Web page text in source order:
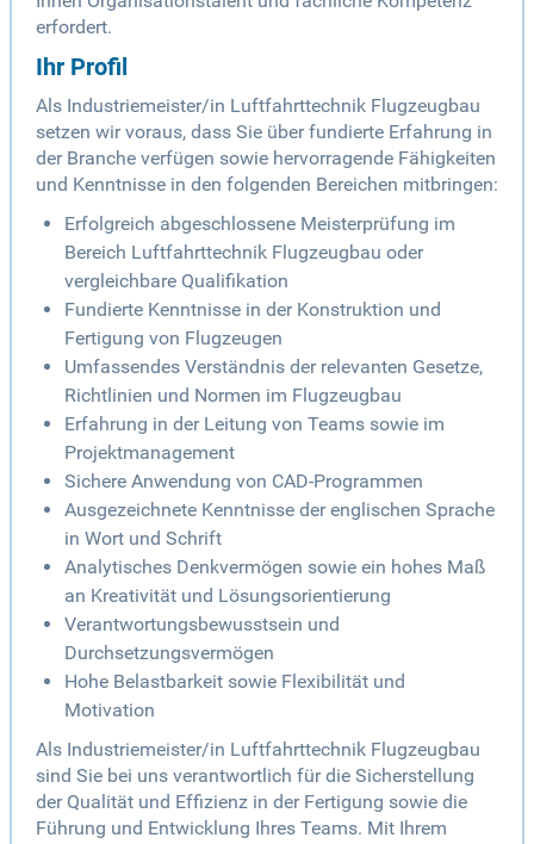
erfordert.
Ihr Profil
Als Industriemeister/in Luftfahrttechnik Flugzeugbau
setzen wir voraus, dass Sie über fundierte Erfahrung in
der Branche verfügen sowie hervorragende Fähigkeiten
und Kenntnisse in den folgenden Bereichen mitbringen:
Erfolgreich abgeschlossene Meisterprüfung im
Bereich Luftfahrttechnik Flugzeugbau oder
vergleichbare Qualifikation
Fundierte Kenntnisse in der Konstruktion und
Fertigung von Flugzeugen
Umfassendes Verständnis der relevanten Gesetze,
Richtlinien und Normen im Flugzeugbau
Erfahrung in der Leitung von Teams sowie im
Projektmanagement
Sichere Anwendung von CAD-Programmen
Ausgezeichnete Kenntnisse der englischen Sprache
in Wort und Schrift
Analytisches Denkvermögen sowie ein hohes Maß
an Kreativität und Lösungsorientierung
Verantwortungsbewusstsein und
Durchsetzungsvermögen
Hohe Belastbarkeit sowie Flexibilität und
Motivation
Als Industriemeister/in Luftfahrttechnik Flugzeugbau
sind Sie bei uns verantwortlich für die Sicherstellung
der Qualität und Effizienz in der Fertigung sowie die
Führung und Entwicklung Ihres Teams. Mit Ihrem